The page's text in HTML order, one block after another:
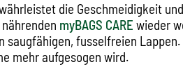
die Geschmeidigkeit
myBAGS CARE wieder
saugfähigen, fusselfreien
mehr aufgesogen wird.